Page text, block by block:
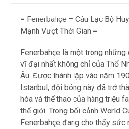
= Fenerbahçe – Câu Lạc Bộ
Mạnh Vượt Thời Gian =
Fenerbahçe là một trong
vĩ đại nhất không chỉ của Thổ
Âu. Được thành lập vào năm
Istanbul, đội bóng này đã trở
hóa và thể thao của hàng triệu
thế giới. Trong bối cảnh World
Fenerbahçe đang cho thấy sức